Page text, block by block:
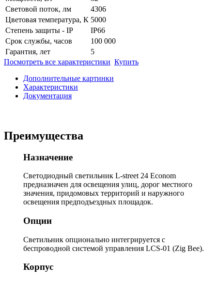
Световой поток, лм
4306
Цветовая температура, К 5000
Степень защиты - IP
IP66
Срок службы, часов
100 000
Гарантия, лет
5
Посмотреть все характеристики Купить
Дополнительные картинки
Характеристики
Документация
Преимущества
Назначение
Светодиодный светильник L-street 24 Econom
предназначен для освещения улиц, дорог местного
значения, придомовых территорий и наружного
освещения предподъездных площадок.
Опции
Светильник опционально интегрируется с
беспроводной системой управления LCS-01 (Zig Bee).
Корпус